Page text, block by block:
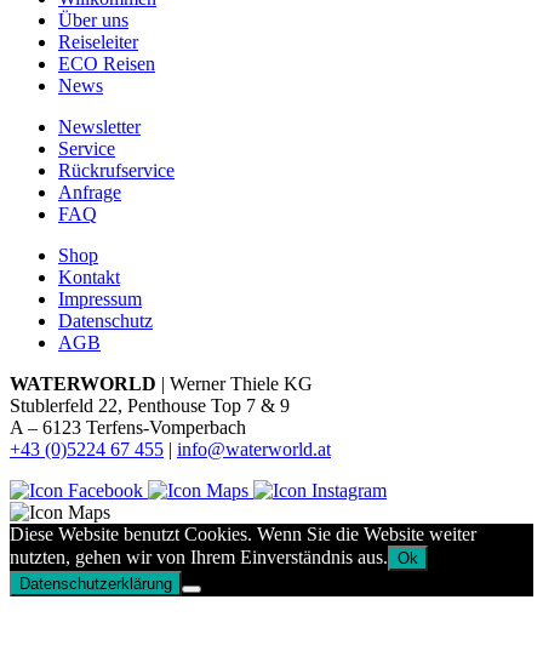
Über uns
Reiseleiter
ECO Reisen
News
Newsletter
Service
Rückrufservice
Anfrage
FAQ
Shop
Kontakt
Impressum
Datenschutz
AGB
WATERWORLD | Werner Thiele KG
Stublerfeld 22, Penthouse Top 7 & 9
A – 6123 Terfens-Vomperbach
+43 (0)5224 67 455 | info@waterworld.at
Diese Website benutzt Cookies. Wenn Sie die Website weiter
nutzten, gehen wir von Ihrem Einverständnis aus. Ok
Datenschutzerklärung